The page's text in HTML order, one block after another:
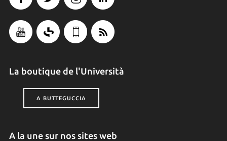
La boutique de l'Università
A BUTTEGUCCIA
A la une sur nos sites web